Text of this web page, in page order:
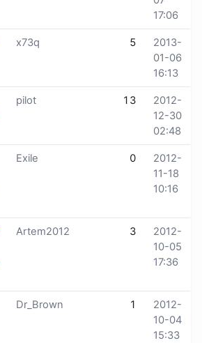
17:06
x73q 5
2013-
01-06
16:13
pilot 13
2012-
12-30
02:48
Exile 0
2012-
11-18
10:16
Artem2012 3
2012-
10-05
17:36
Dr_Brown 1
2012-
10-04
15:33